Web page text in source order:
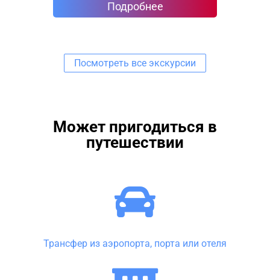
Подробнее
Посмотреть все экскурсии
Может пригодиться в
путешествии
Трансфер из аэропорта, порта или отеля